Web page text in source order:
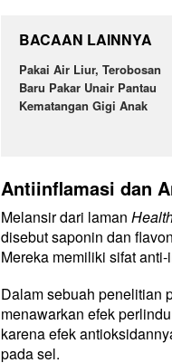
BACAAN LAINNYA
Pakai Air Liur, Terobosan
Baru Pakar Unair Pantau
Kematangan Gigi Anak
Antiinflamasi dan
Melansir dari laman
disebut saponin dan
Mereka memiliki sifat
Dalam sebuah penelitian
menawarkan efek
karena efek
pada sel.